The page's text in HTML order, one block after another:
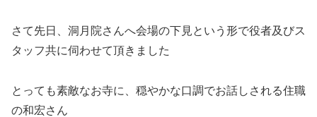
さて先日、洞月院さんへ会場の下見という形で役者及びス
タッフ共に伺わせて頂きました
とっても素敵なお寺に、穏やかな口調でお話しされる住職
の和宏さん